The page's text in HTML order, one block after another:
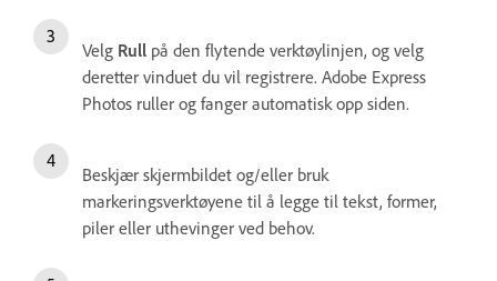
Velg Rull på den flytende verktøylinjen, og velg
deretter vinduet du vil registrere. Adobe Express
Photos ruller og fanger automatisk opp siden.
Beskjær skjermbildet og/eller bruk
markeringsverktøyene til å legge til tekst, former,
piler eller uthevinger ved behov.